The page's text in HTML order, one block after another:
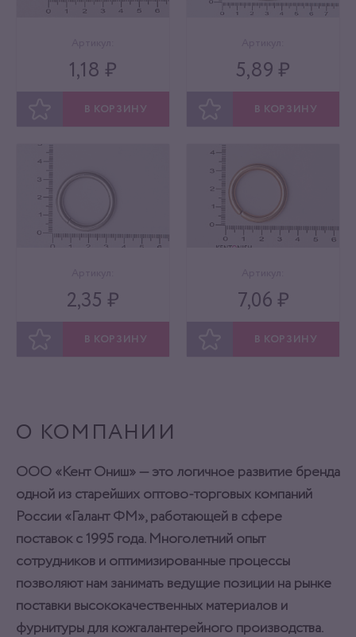
1,18 ₽
В КОРЗИНУ
5,89 ₽
В КОРЗИНУ
2,35 ₽
В КОРЗИНУ
7,06 ₽
В КОРЗИНУ
О КОМПАНИИ
ООО «Кент Ониш» — это логичное развитие бренда
одной из старейших оптово-торговых компаний
России «Галант ФМ», работающей в сфере
поставок с 1995 года. Многолетний опыт
сотрудников и оптимизированные процессы
позволяют нам занимать ведущие позиции на рынке
поставки высококачественных материалов и
фурнитуры для кожгалантерейного производства.